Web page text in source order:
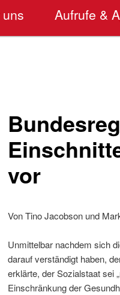
Aufrufe &
vor
Von Tino Jacobson und
Unmittelbar nachdem sich
darauf verständigt haben,
erklärte, der Sozialstaat sei
Einschränkung der